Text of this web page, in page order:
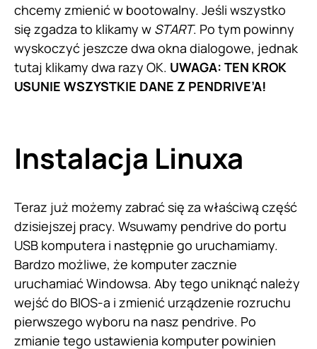
chcemy zmienić w bootowalny. Jeśli wszystko
się zgadza to klikamy w START. Po tym powinny
wyskoczyć jeszcze dwa okna dialogowe, jednak
tutaj klikamy dwa razy OK. UWAGA: TEN KROK
USUNIE WSZYSTKIE DANE Z PENDRIVE’A!
Instalacja Linuxa
Teraz już możemy zabrać się za właściwą część
dzisiejszej pracy. Wsuwamy pendrive do portu
USB komputera i następnie go uruchamiamy.
Bardzo możliwe, że komputer zacznie
uruchamiać Windowsa. Aby tego uniknąć należy
wejść do BIOS-a i zmienić urządzenie rozruchu
pierwszego wyboru na nasz pendrive. Po
zmianie tego ustawienia komputer powinien